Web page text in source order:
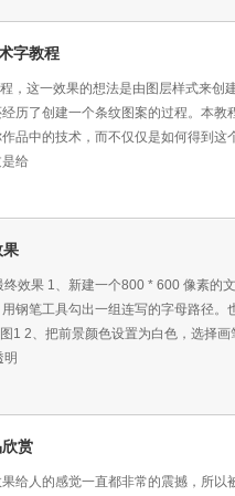
字教程
，这一效果的想法是由图层样式来创
历了创建一个条纹图案的过程。本教
品中的技术，而不仅仅是如何得到这
给
效果 1、新建一个800 * 600 像素的文
钢笔工具勾出一组连写的字母路径。
1 2、把前景颜色设置为白色，选择画
赏
给人的感觉一直都非常的震撼，所以